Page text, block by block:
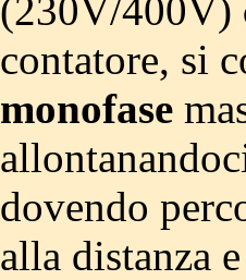
(230V/400V)
contatore, si
monofase
dovendo
alla distanza